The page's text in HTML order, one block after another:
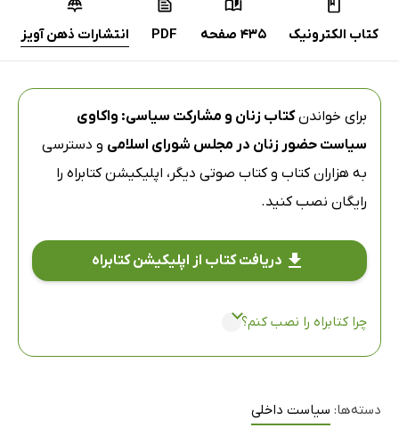
کتاب الکترونیک 435 صفحه PDF انتشارات ذهن آویز
برای خواندنکتاب زنان و مشارکت سیاسی: واکاوی
سیاست حضور زنان در مجلس شورای اسلامی و دسترسی
به هزاران کتاب و کتاب صوتی دیگر، اپلیکیشن کتابراه را
رایگان نصب کنید.
دریافت کتاب از اپلیکیشن کتابراه
چرا کتابراه را نصب کنم؟
دسته‌ها: سیاست داخلی